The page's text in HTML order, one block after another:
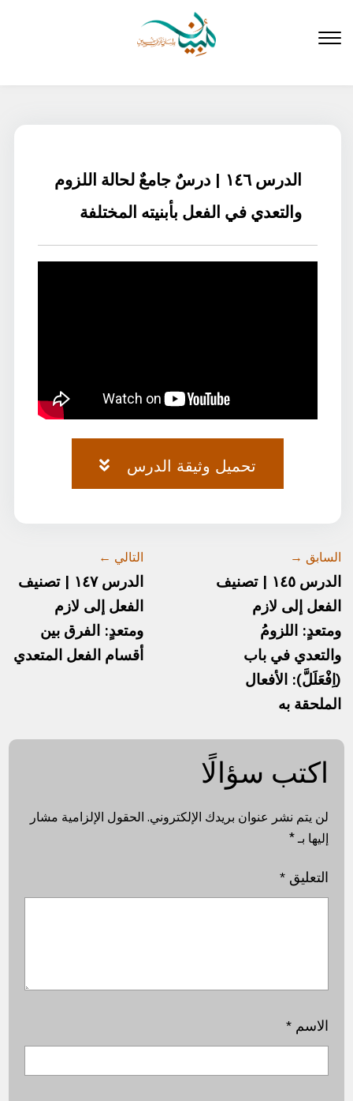
المحتوى
الدرس ١٤٦ | درسٌ جامعٌ لحالة اللزوم
والتعدي في الفعل بأبنيته المختلفة
تحميل وثيقة الدرس
السابق →
الدرس ١٤٥ | تصنيف
الفعل إلى لازم
ومتعدٍ: اللزومُ
والتعدي في باب
(اِفْعَلَلَّ): الأفعال
الملحقة به
التالي ←
الدرس ١٤٧ | تصنيف
الفعل إلى لازم
ومتعدٍ: الفرق بين
أقسام الفعل المتعدي
اكتب سؤالًا
لن يتم نشر عنوان بريدك الإلكتروني. الحقول الإلزامية مشار
إليها بـ*
التعليق*
الاسم*